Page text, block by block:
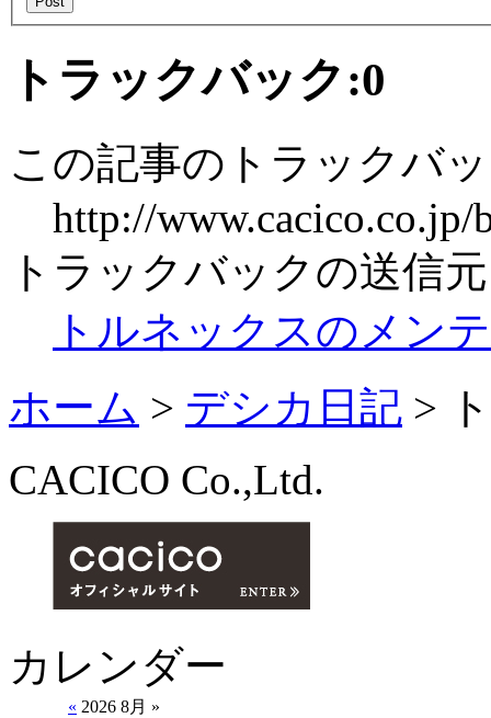
トラックバック:0
この記事のトラックバ
http://www.cacico.co.jp/
トラックバックの送信
トルネックスのメン
ホーム > デシカ日記 >
CACICO Co.,Ltd.
カレンダー
« 2026 8月 »